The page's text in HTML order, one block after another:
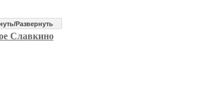
Развернуть
Славкино